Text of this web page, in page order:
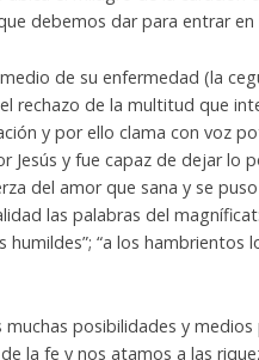
debemos dar para entrar en
de su enfermedad (la
rechazo de la multitud que
y por ello clama con voz
Jesús y fue capaz de dejar lo
del amor que sana y se
las palabras del
“a los hambrientos
posibilidades y medios
la fe y nos atamos a las